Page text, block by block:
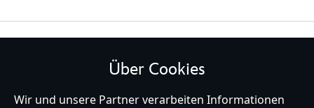
Über Cookies
Wir und unsere Partner verarbeiten Informationen